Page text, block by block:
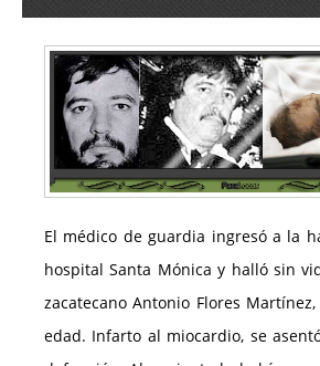
El médico de guardia ingresó a la
hospital Santa Mónica y halló sin
zacatecano Antonio Flores
edad. Infarto al miocardio, se